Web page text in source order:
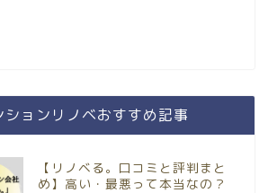
ションリノベおすすめ記事
【リノベる。口コミと評判まと
め】高い・最悪って本当なの？